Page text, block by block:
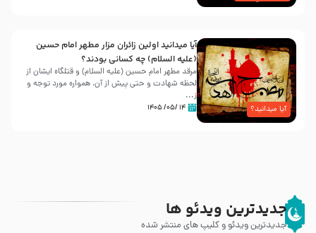
آیا میدانید؟
آیا میدانید اولین زائران مزار مطهر امام حسین
(علیه السلام) چه کسانی بودند؟
مرقد مطهر امام حسین (علیه السلام) و قتلگاه ایشان از
لحظه شهادت و حتی پیش از آن، همواره مورد توجه و
ز...
۱۴ /۰۵/ ۱۴۰۵
جدیدترین ویدئو ها
جدیدترین ویدئو و کلیپ های منتشر شده